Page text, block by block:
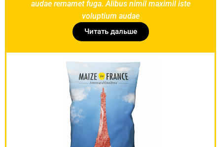
audae rernamet fuga. Alibus nimil maximil iste
voluptium audae
Читать дальше